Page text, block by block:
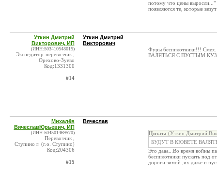
потому что цены
появляются те, которые
Уткин Дмитрий
Викторович, ИП
(ИНН:503410548015)
Экспедитор-перевозчик ,
Орехово-Зуево
Код:1331300
#14
Уткин Дмитрий
Викторович
Фуры беспилотники!!!
ВАЛЯТЬСЯ С ПУСТЫМ
Михалёв
ВячеславЮрьевич, ИП
(ИНН:504501469570)
Перевозчик ,
Ступино г. (г.о. Ступино)
Код:204306
#15
Вячеслав
Цитата (Уткин Дмитрий
БУДУТ В КЮВЕТЕ
Это дааа...Во время войны
беспилотники пускать под
дороги зимой ,их даже и